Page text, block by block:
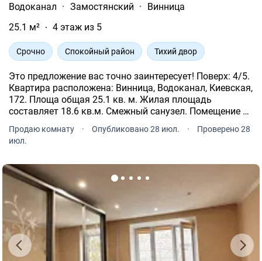
Водоканал · Замостянский ·
Винница
25.1 м²
4 этаж из 5
Срочно Спокойный район Тихий двор
Это предложение вас точно заинтересует! Поверх: 4/5.
Квартира расположена: Винница, Водоканал, Киевская,
172. Площа общая 25.1 кв. м. Жилая площадь
составляет 18.6 кв.м. Смежный санузел. Помещение с
евроремонтом. Отопление централизованное. Бойлер.
В квартире проведен интернет.
Продаю комнату · Опубликовано 28 июл. ·
Проверено 28
июл.